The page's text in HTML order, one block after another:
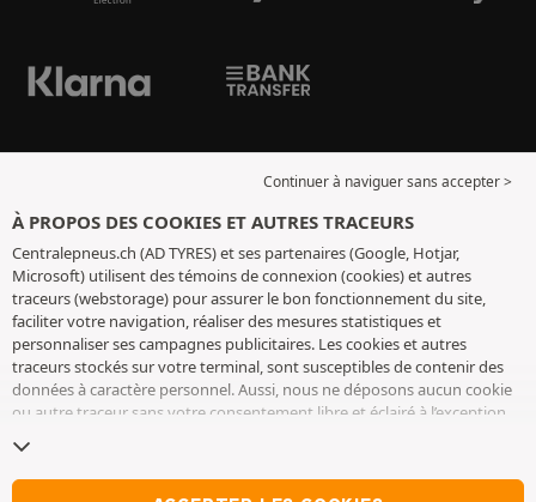
Continuer à naviguer sans accepter >
À PROPOS DES COOKIES ET AUTRES TRACEURS
Centralepneus.ch (AD TYRES) et ses partenaires (Google, Hotjar,
Microsoft) utilisent des témoins de connexion (cookies) et autres
traceurs (webstorage) pour assurer le bon fonctionnement du site,
faciliter votre navigation, réaliser des mesures statistiques et
personnaliser ses campagnes publicitaires. Les cookies et autres
traceurs stockés sur votre terminal, sont susceptibles de contenir des
données à caractère personnel. Aussi, nous ne déposons aucun cookie
ou autre traceur sans votre consentement libre et éclairé à l’exception
conservons votre choix pendant 6 mois. Vous pouvez retirer votre
consentement à tout moment en vous rendant sur lapage cookies et